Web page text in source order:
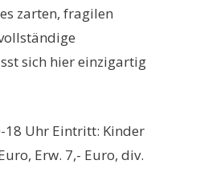
zarten, fragilen
sich hier einzigartig
18 Uhr Eintritt: Kinder
Erw. 7,- Euro, div.